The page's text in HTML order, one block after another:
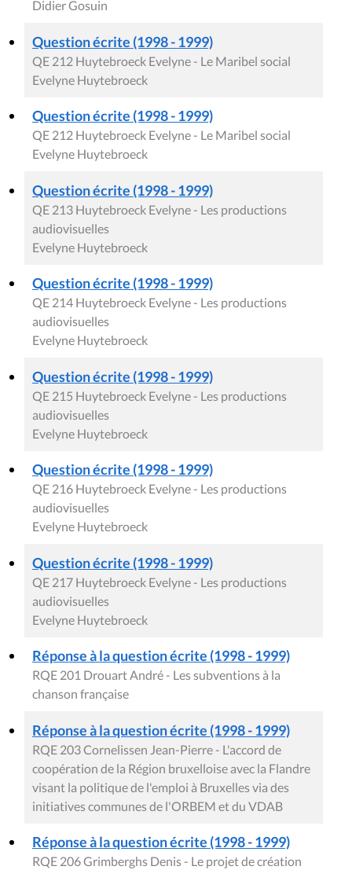
Didier Gosuin
Question écrite (1998 - 1999)
QE 212 Huytebroeck Evelyne - Le Maribel social
Evelyne Huytebroeck
Question écrite (1998 - 1999)
QE 212 Huytebroeck Evelyne - Le Maribel social
Evelyne Huytebroeck
Question écrite (1998 - 1999)
QE 213 Huytebroeck Evelyne - Les productions
audiovisuelles
Evelyne Huytebroeck
Question écrite (1998 - 1999)
QE 214 Huytebroeck Evelyne - Les productions
audiovisuelles
Evelyne Huytebroeck
Question écrite (1998 - 1999)
QE 215 Huytebroeck Evelyne - Les productions
audiovisuelles
Evelyne Huytebroeck
Question écrite (1998 - 1999)
QE 216 Huytebroeck Evelyne - Les productions
audiovisuelles
Evelyne Huytebroeck
Question écrite (1998 - 1999)
QE 217 Huytebroeck Evelyne - Les productions
audiovisuelles
Evelyne Huytebroeck
Réponse à la question écrite (1998 - 1999)
RQE 201 Drouart André - Les subventions à la
chanson française
Réponse à la question écrite (1998 - 1999)
RQE 203 Cornelissen Jean-Pierre - L'accord de
coopération de la Région bruxelloise avec la Flandre
visant la politique de l'emploi à Bruxelles via des
initiatives communes de l'ORBEM et du VDAB
Réponse à la question écrite (1998 - 1999)
RQE 206 Grimberghs Denis - Le projet de création